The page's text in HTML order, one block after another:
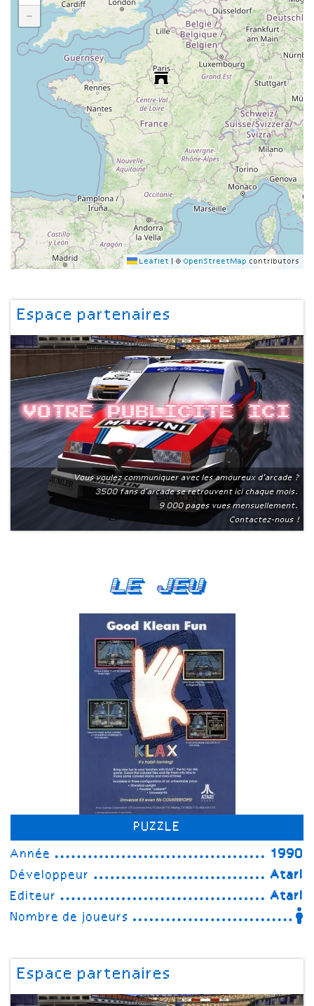
−
Leaflet © OpenStreetMap contributors
Espace partenaires
Votre publicite ici
Vous voulez communiquer avec les amoureux d'arcade ?
3500 fans d'arcade se retrouvent ici chaque mois.
9 000 pages vues mensuellement.
Contactez-nous !
Le Jeu
PUZZLE
Année
1990
Développeur
Atari
Editeur
Atari
Nombre de joueurs
Espace partenaires